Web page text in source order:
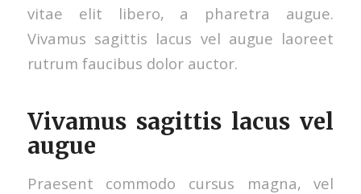
vitae elit libero, a pharetra augue.
Vivamus sagittis lacus vel augue laoreet
rutrum faucibus dolor auctor.
Vivamus sagittis lacus vel
augue
Praesent commodo cursus magna, vel